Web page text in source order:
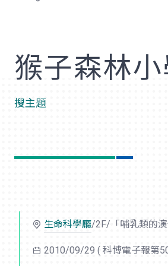
猴子森林
搜主題
生命科學廳/2F/「哺乳類的
2010/09/29 ( 科博電子報第